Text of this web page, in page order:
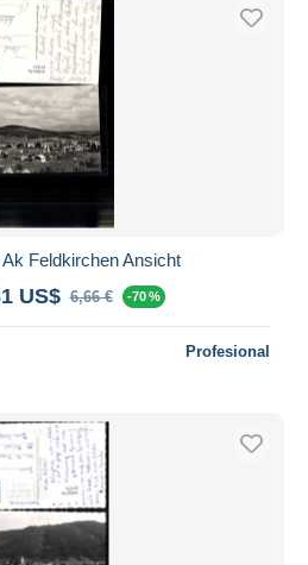
Feldkirchen Ansicht
US$ 6,66 € -70 %
Profesional